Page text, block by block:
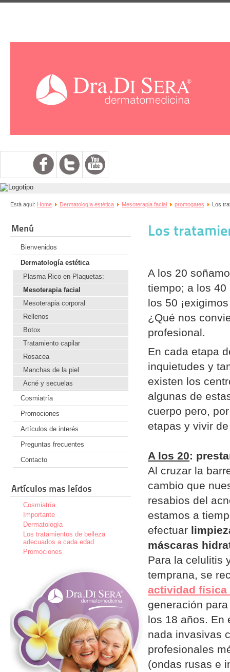
Está aquí: Home Dermatología estética Mesoterapia facial promogates Los
Menú
Bienvenidos
Dermatología estética
Plasma Rico en Plaquetas:
Mesoterapia facial
Mesoterapia corporal
Rellenos
Botox
Tratamiento capilar
Rosacea
Manchas de la piel
Acné y secuelas
Cosmiatría
Promociones
Artículos de interés
Preguntas frecuentes
Contacto
Artículos mas leídos
Cosmiatría
Importante
Dermatología
Los tratamientos de belleza
adecuados a cada edad
Promociones
Los
A los 20
tiempo; a los
los 50
¿Qué nos
profesional.
En cada etapa
inquietudes y
existen los
algunas de
cuerpo pero,
etapas y vivir
A los 20:
Al cruzar la
cambio que
resabios del
estamos a
efectuar
máscaras
Para la celulitis
temprana, se
actividad física
generación
los 18 años. En
nada invasivas
profesionales
(ondas rusas e